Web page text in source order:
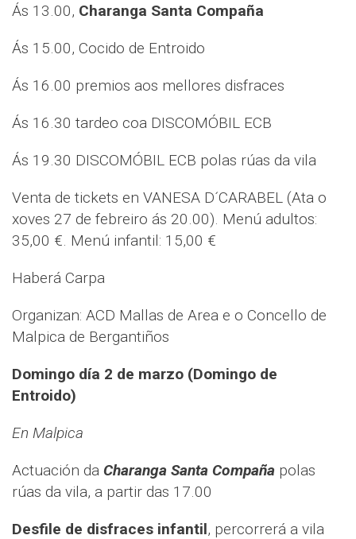
Ás 13.00, Charanga Santa Compaña
Ás 15.00, Cocido de Entroido
Ás 16.00 premios aos mellores disfraces
Ás 16.30 tardeo coa DISCOMÓBIL ECB
Ás 19.30 DISCOMÓBIL ECB polas rúas da vila
Venta de tickets en VANESA D´CARABEL (Ata o
xoves 27 de febreiro ás 20.00). Menú adultos:
35,00 €. Menú infantil: 15,00 €
Haberá Carpa
Organizan: ACD Mallas de Area e o Concello de
Malpica de Bergantiños
Domingo día 2 de marzo (Domingo de
Entroido)
En Malpica
Actuación da Charanga Santa Compaña polas
rúas da vila, a partir das 17.00
Desfile de disfraces infantil, percorrerá a vila